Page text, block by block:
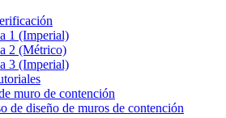
1 (Imperial)
2 (Métrico)
3 (Imperial)
muro de contención
de diseño de muros de contención